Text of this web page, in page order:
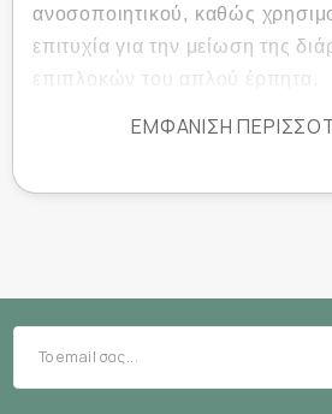
ανοσοποιητικού, καθώς
επιτυχία για την μείωση της
επιπλοκών του απλού έρπητα.
υδροχλωρική της μορφή
Αρ. Γνωστ.ΕΟΦ: 31069/28-03-18
Ο αριθμός γνωστοποίησης
ΕΜΦΆΝΙΣΗ